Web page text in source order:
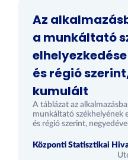
Az
a munkáltató
és régió
kumulált
A táblázat az
munkáltató székhelyének
és régió szerint,
Központi Statisztikai